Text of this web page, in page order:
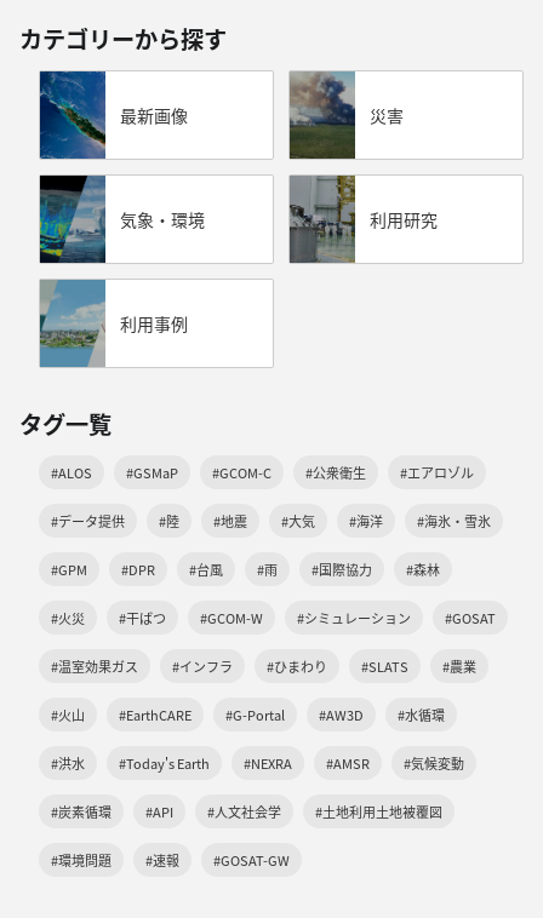
カテゴリーから探す
最新画像 災害
気象・環境 利用研究
利用事例
タグ一覧
#ALOS #GSMaP #GCOM-C #公衆衛生 #エアロゾル
#データ提供 #陸 #地震 #大気 #海洋 #海氷・雪氷
#GPM #DPR #台風 #雨 #国際協力 #森林
#火災 #干ばつ #GCOM-W #シミュレーション #GOSAT
#温室効果ガス #インフラ #ひまわり #SLATS #農業
#火山 #EarthCARE #G-Portal #AW3D #水循環
#洪水 #Today's Earth #NEXRA #AMSR #気候変動
#炭素循環 #API #人文社会学 #土地利用土地被覆図
#環境問題 #速報 #GOSAT-GW